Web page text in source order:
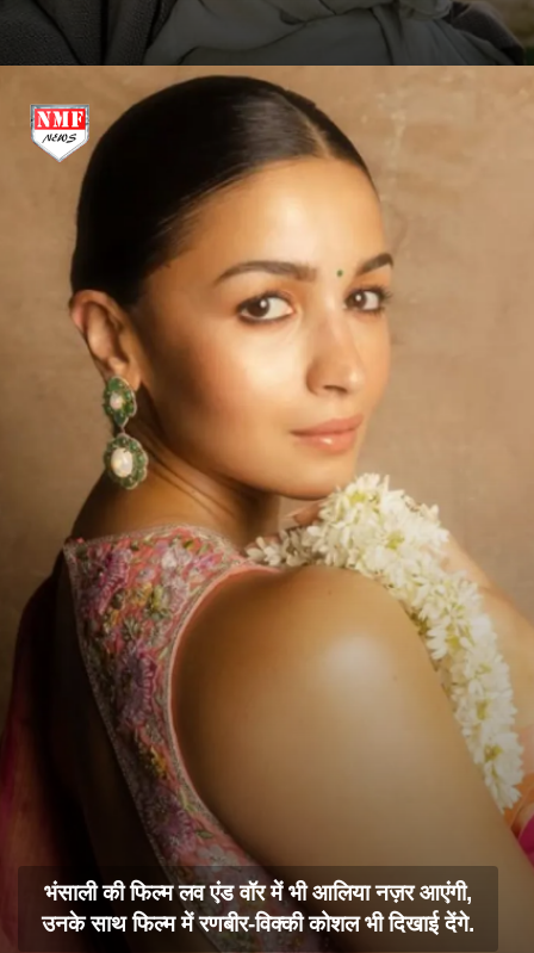
भंसाली की फिल्म लव एंड वॉर में भी आलिया नज़र आएंगी,
उनके साथ फिल्म में रणबीर-विक्की कोशल भी दिखाई देंगे.